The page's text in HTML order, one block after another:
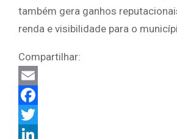
também gera ganhos
renda e visibilidade para o
Compartilhar:
Email
Facebook
Twitter